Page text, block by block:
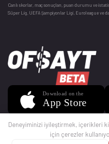
Canlı skorlar , maç sonuçları, puan durumu ve
Süper Lig, UEFA Şampiyonlar Ligi, Euroleague ve
Deneyiminizi iyileştirmek, içerikleri
için çerezler